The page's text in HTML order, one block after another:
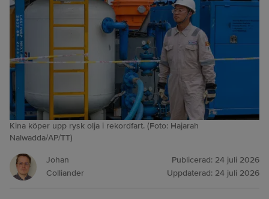
Kina köper upp rysk olja i rekordfart. (Foto: Hajarah
Nalwadda/AP/TT)
Johan
Colliander
Publicerad: 24 juli 2026
Uppdaterad: 24 juli 2026